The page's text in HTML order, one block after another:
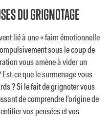
DU GRIGNOTAGE
lié à une « faim émotionnelle
sous le coup de
vous amène à vider un
ce que le surmenage vous
? Si le fait de grignoter vous
de comprendre l’origine de
vos pensées et vos